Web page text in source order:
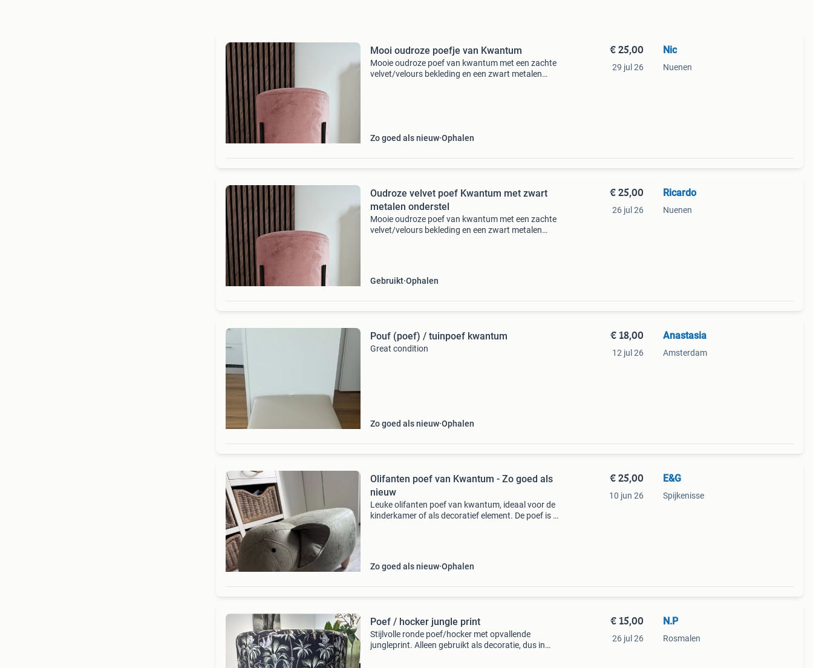
Mooi oudroze poefje van Kwantum
Mooie oudroze poef van kwantum met een zachte
velvet/velours bekleding en een zwart metalen
Zo goed als nieuw Ophalen
€ 25,00
29 jul 26
Nic
Nuenen
Oudroze velvet poef Kwantum met zwart
metalen onderstel
Mooie oudroze poef van kwantum met een zachte
velvet/velours bekleding en een zwart metalen
Gebruikt Ophalen
€ 25,00
26 jul 26
Ricardo
Nuenen
Pouf (poef) / tuinpoef kwantum
Great condition
Zo goed als nieuw Ophalen
€ 18,00
12 jul 26
Anastasia
Amsterdam
Olifanten poef van Kwantum - Zo goed als
nieuw
Leuke olifanten poef van kwantum, ideaal voor de
kinderkamer of als decoratief element. De poef is zo
Zo goed als nieuw Ophalen
€ 25,00
10 jun 26
E&G
Spijkenisse
Poef / hocker jungle print
Stijlvolle ronde poef/hocker met opvallende
jungleprint. Alleen gebruikt als decoratie, dus in
€ 15,00
26 jul 26
N.P
Rosmalen